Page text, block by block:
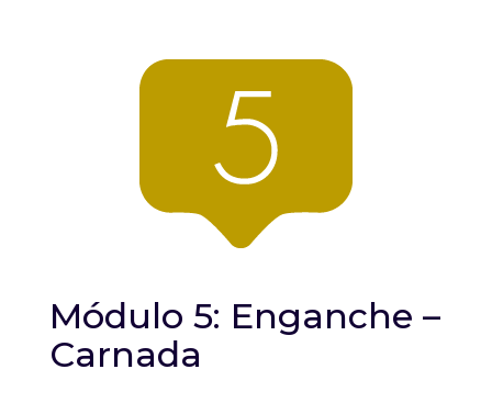
Módulo 5: Enganche –
Carnada